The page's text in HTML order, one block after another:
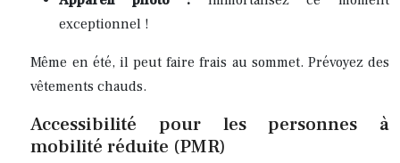
exceptionnel !
Même en été, il peut faire frais au sommet. Prévoyez des
vêtements chauds.
Accessibilité pour les personnes à
mobilité réduite (PMR)